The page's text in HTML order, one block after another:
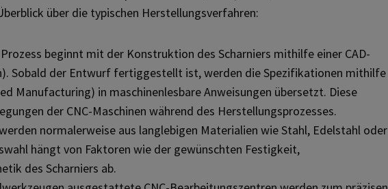
über die typischen Herstellungsverfahren:
Prozess beginnt mit der Konstruktion des Scharniers mithilfe einer CAD-
Sobald der Entwurf fertiggestellt ist, werden die Spezifikationen mithilfe
Manufacturing) in maschinenlesbare Anweisungen übersetzt. Diese
der CNC-Maschinen während des Herstellungsprozesses.
normalerweise aus langlebigen Materialien wie Stahl, Edelstahl oder
hängt von Faktoren wie der gewünschten Festigkeit,
des Scharniers ab.